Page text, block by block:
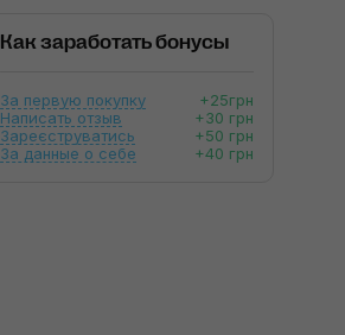
Как заработать бонусы
За первую покупку
+25грн
Написать отзыв
+30 грн
Зареєструватись
+50 грн
За данные о себе
+40 грн